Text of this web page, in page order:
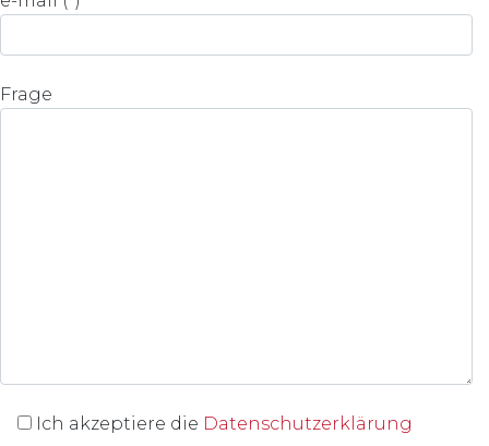
Frage
Ich akzeptiere die Datenschutzerklärung